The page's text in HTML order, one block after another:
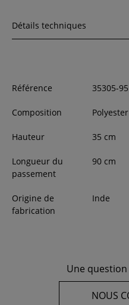
Détails techniques
Référence 35305-
Composition
Hauteur 35 cm
Longueur du
passement
90 cm
Origine de
fabrication
Inde
Une
NOUS